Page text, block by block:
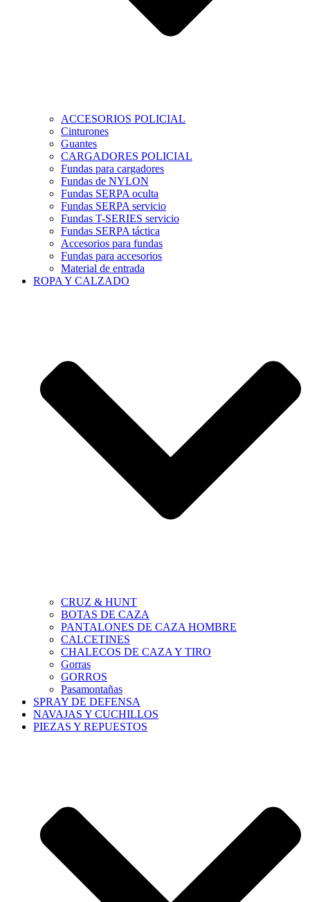
ACCESORIOS POLICIAL
Cinturones
Guantes
CARGADORES POLICIAL
Fundas para cargadores
Fundas de NYLON
Fundas SERPA oculta
Fundas SERPA servicio
Fundas T-SERIES servicio
Fundas SERPA táctica
Accesorios para fundas
Fundas para accesorios
Material de entrada
ROPA Y CALZADO
CRUZ & HUNT
BOTAS DE CAZA
PANTALONES DE CAZA HOMBRE
CALCETINES
CHALECOS DE CAZA Y TIRO
Gorras
GORROS
Pasamontañas
SPRAY DE DEFENSA
NAVAJAS Y CUCHILLOS
PIEZAS Y REPUESTOS